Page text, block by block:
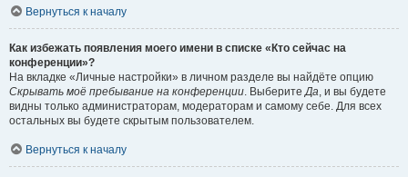
Вернуться к началу
Как избежать появления моего имени в списке «Кто сейчас на
конференции»?
На вкладке «Личные настройки» в личном разделе вы найдёте опцию
Скрывать моё пребывание на конференции. ВыберитеДа, и вы будете
видны только администраторам, модераторам и самому себе. Для всех
остальных вы будете скрытым пользователем.
Вернуться к началу